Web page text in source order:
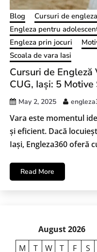
Blog Cursuri de
Engleza pentru
Engleza prin jocuri
Scoala de vara Iasi
Cursuri de
CUG, Iași: 5
May 2, 2025
Vara este momentul
și eficient. Dacă
Iași, Engleza360 oferă
Read More
August 2026
M
T W T F S